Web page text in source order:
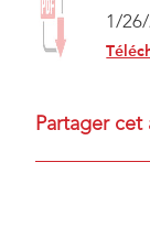
1/
Partager cet